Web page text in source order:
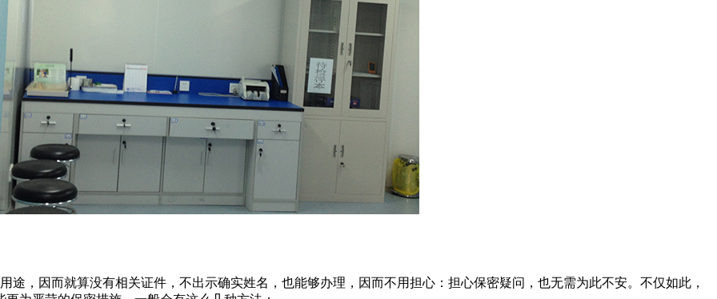
，因而就算没有相关证件，不出示确实姓名，也能够办理，因而不用担心：担心保密疑问，也无需为此不安。不仅如此，